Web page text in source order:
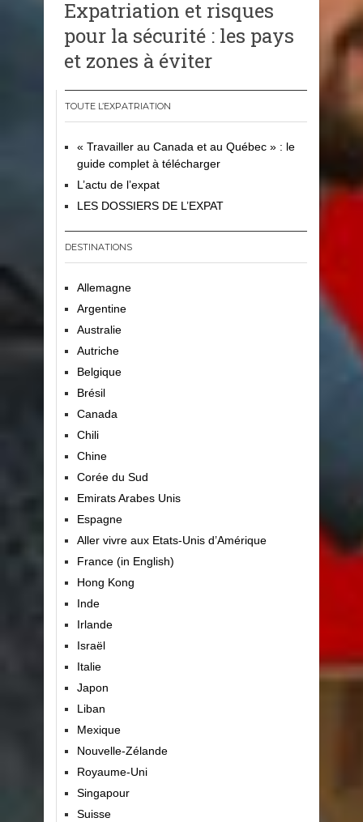
Expatriation et risques
pour la sécurité : les pays
et zones à éviter
TOUTE L’EXPATRIATION
« Travailler au Canada et au Québec » : le
guide complet à télécharger
L’actu de l’expat
LES DOSSIERS DE L’EXPAT
DESTINATIONS
Allemagne
Argentine
Australie
Autriche
Belgique
Brésil
Canada
Chili
Chine
Corée du Sud
Emirats Arabes Unis
Espagne
Aller vivre aux Etats-Unis d’Amérique
France (in English)
Hong Kong
Inde
Irlande
Israël
Italie
Japon
Liban
Mexique
Nouvelle-Zélande
Royaume-Uni
Singapour
Suisse